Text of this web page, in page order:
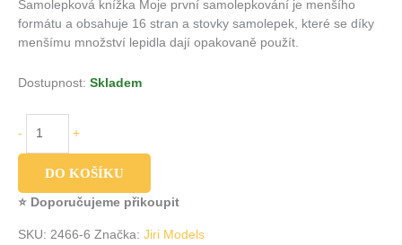
Samolepková knížka Moje první samolepkování je menšího
formátu a obsahuje 16 stran a stovky samolepek, které se díky
menšímu množství lepidla dají opakovaně použít.
Dostupnost: Skladem
- +
DO KOŠÍKU
⭐ Doporučujeme přikoupit
SKU: 2466-6 Značka: Jiri Models